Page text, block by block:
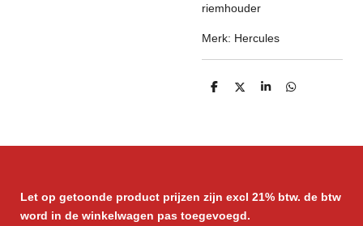
riemhouder
Merk: Hercules
D
D
S
D
Let op getoonde product prijzen zijn excl 21% btw. de btw
word in de winkelwagen pas toegevoegd.